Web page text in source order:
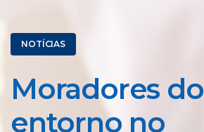
NOTÍCIAS
Moradores do
entorno no